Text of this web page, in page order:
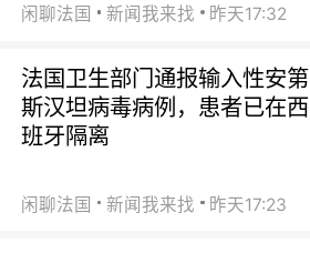
闲聊法国 新闻我来找 昨天17:32
法国卫生部门通报输入性安第
斯汉坦病毒病例，患者已在西
班牙隔离
闲聊法国 新闻我来找 昨天17:23